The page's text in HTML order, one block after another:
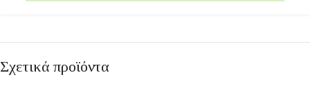
Σχετικά προϊόντα